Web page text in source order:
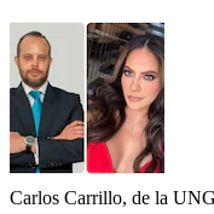
Carlos Carrillo, de la